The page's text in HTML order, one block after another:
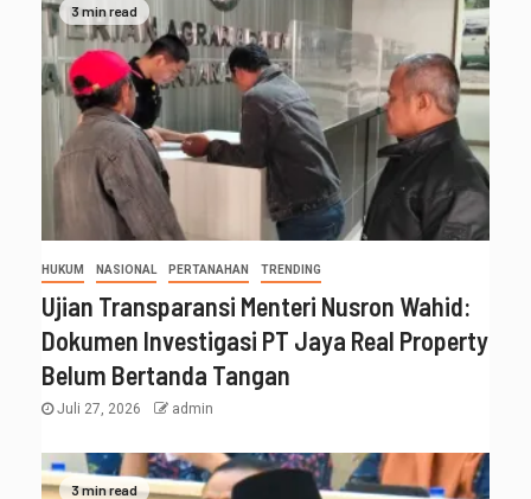
3 min read
HUKUM NASIONAL PERTANAHAN TRENDING
Ujian Transparansi Menteri Nusron Wahid:
Dokumen Investigasi PT Jaya Real Property
Belum Bertanda Tangan
Juli 27, 2026 admin
3 min read